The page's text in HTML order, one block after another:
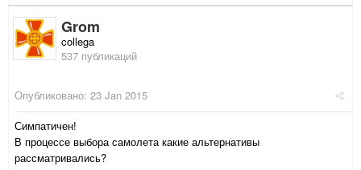
Grom
collega
537 публикаций
Опубликовано: 23 Jan 2015
Симпатичен!
В процессе выбора самолета какие альтернативы
рассматривались?